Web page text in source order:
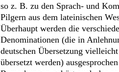
so z. B. zu den Sprach- und
Pilgern aus dem lateinischen
Überhaupt werden die
Denominationen (die in
deutschen Übersetzung
übersetzt werden)